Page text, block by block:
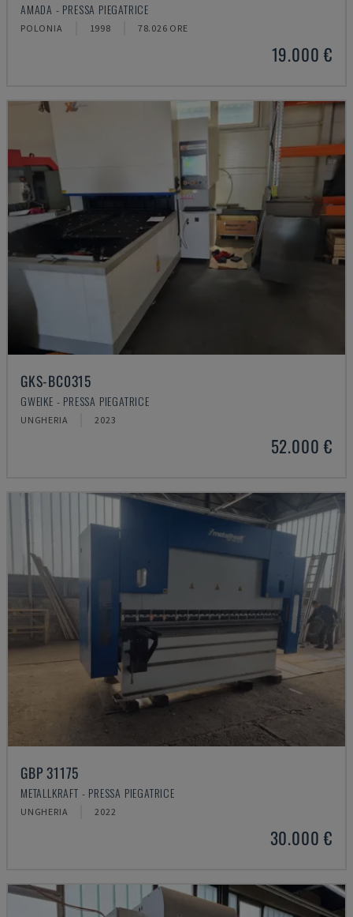
AMADA - PRESSA PIEGATRICE
POLONIA 1998 78.026 ORE
19.000 €
GKS-BC0315
GWEIKE - PRESSA PIEGATRICE
UNGHERIA 2023
52.000 €
GBP 31175
METALLKRAFT - PRESSA PIEGATRICE
UNGHERIA 2022
30.000 €